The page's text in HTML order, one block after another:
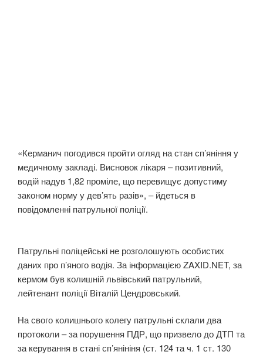
«Керманич погодився пройти огляд на стан сп’яніння у
медичному закладі. Висновок лікаря – позитивний,
водій надув 1,82 проміле, що перевищує допустиму
законом норму у дев’ять разів», – йдеться в
повідомленні патрульної поліції.
Патрульні поліцейські не розголошують особистих
даних про п’яного водія. За інформацією ZAXID.NET, за
кермом був колишній львівський патрульний,
лейтенант поліції Віталій Цендровський.
На свого колишнього колегу патрульні склали два
протоколи – за порушення ПДР, що призвело до ДТП та
за керування в стані сп’янініня (ст. 124 та ч. 1 ст. 130